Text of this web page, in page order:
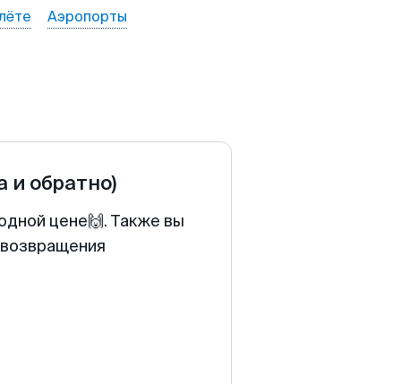
Аэропорты
и обратно)
цене🙌. Также вы